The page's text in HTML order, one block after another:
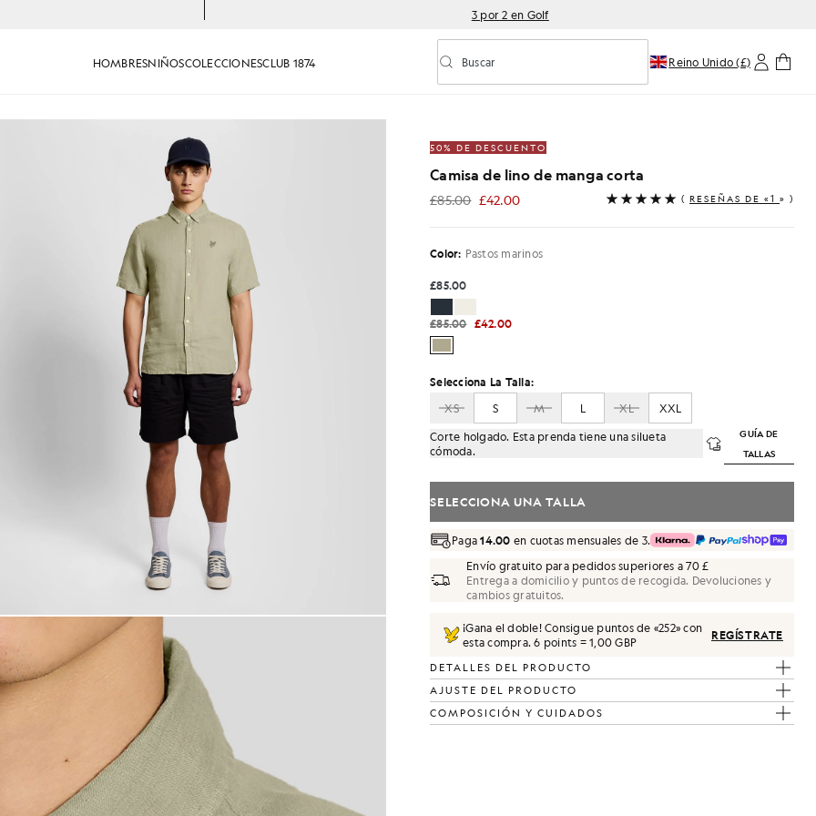
3 por 2 en Golf
HOMBRESNIÑOSCOLECCIONESCLUB 1874 Activar/desactivar la búsqueda predictiva
Buscar Reino Unido (£)
con camisa de lino de manga corta en color verde mar
50% DE DESCUENTO
Camisa de lino de manga corta
£85.00 £42.00
£42.00 ( RESEÑAS DE «1 » )
Color: Pastos marinos
£85.00
£85.00 £42.00
Selecciona La Talla:
XS
S M L XL
XXL
Corte holgado. Esta prenda tiene una silueta
cómoda.
GUÍA DE
TALLAS
SELECCIONA UNA TALLA
Paga14.00 en cuotas mensuales de 3.
Envío gratuito para pedidos superiores a 70 £
Entrega a domicilio y puntos de recogida. Devoluciones y
cambios gratuitos.
¡Gana el doble! Consigue puntos de «252» con
esta compra.6 points = 1,00 GBP REGÍSTRATE
DETALLES DEL PRODUCTO
AJUSTE DEL PRODUCTO
COMPOSICIÓN Y CUIDADOS